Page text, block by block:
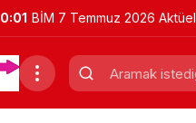
0:01 BİM 7 Temmuz 2026 Aktüel
Ürünler Kataloğu | Bu Hafta
İndirimde Olan Ürünler